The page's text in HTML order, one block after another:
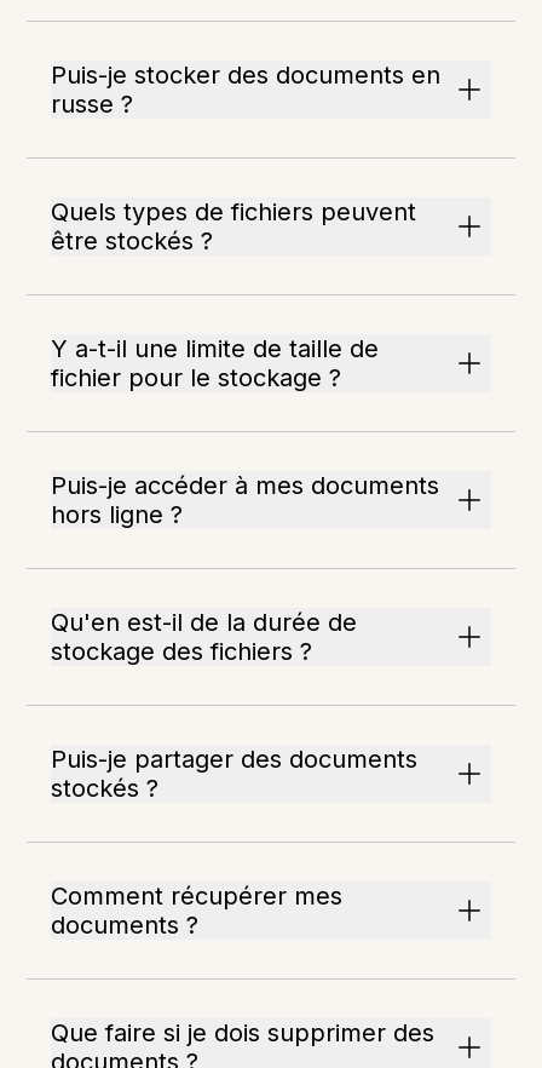
Puis-je stocker des documents en
russe ?
Quels types de fichiers peuvent
être stockés ?
Y a-t-il une limite de taille de
fichier pour le stockage ?
Puis-je accéder à mes documents
hors ligne ?
Qu'en est-il de la durée de
stockage des fichiers ?
Puis-je partager des documents
stockés ?
Comment récupérer mes
documents ?
Que faire si je dois supprimer des
documents ?